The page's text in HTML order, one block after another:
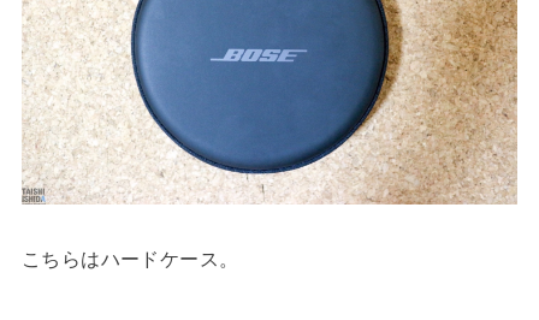
こちらはハードケース。